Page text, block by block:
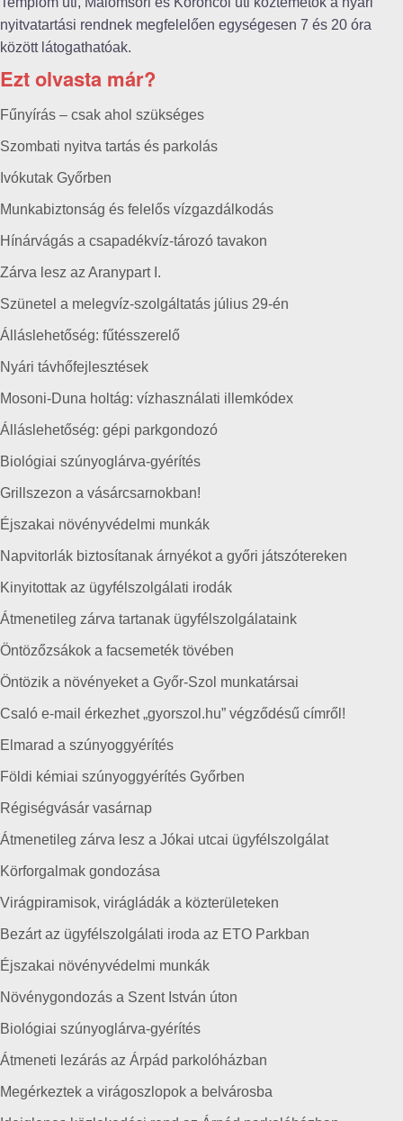
nyitvatartási rendnek megfelelően egységesen 7 és 20 óra
között látogathatóak.
Ezt olvasta már?
Fűnyírás – csak ahol szükséges
Szombati nyitva tartás és parkolás
Ivókutak Győrben
Munkabiztonság és felelős vízgazdálkodás
Hínárvágás a csapadékvíz-tározó tavakon
Zárva lesz az Aranypart I.
Szünetel a melegvíz-szolgáltatás július 29-én
Álláslehetőség: fűtésszerelő
Nyári távhőfejlesztések
Mosoni-Duna holtág: vízhasználati illemkódex
Álláslehetőség: gépi parkgondozó
Biológiai szúnyoglárva-gyérítés
Grillszezon a vásárcsarnokban!
Éjszakai növényvédelmi munkák
Napvitorlák biztosítanak árnyékot a győri játszótereken
Kinyitottak az ügyfélszolgálati irodák
Átmenetileg zárva tartanak ügyfélszolgálataink
Öntözőzsákok a facsemeték tövében
Öntözik a növényeket a Győr-Szol munkatársai
Csaló e-mail érkezhet „gyorszol.hu” végződésű címről!
Elmarad a szúnyoggyérítés
Földi kémiai szúnyoggyérítés Győrben
Régiségvásár vasárnap
Átmenetileg zárva lesz a Jókai utcai ügyfélszolgálat
Körforgalmak gondozása
Virágpiramisok, virágládák a közterületeken
Bezárt az ügyfélszolgálati iroda az ETO Parkban
Éjszakai növényvédelmi munkák
Növénygondozás a Szent István úton
Biológiai szúnyoglárva-gyérítés
Átmeneti lezárás az Árpád parkolóházban
Megérkeztek a virágoszlopok a belvárosba